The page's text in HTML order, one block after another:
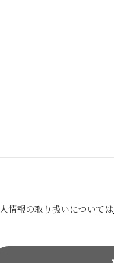
情報の取り扱いについては